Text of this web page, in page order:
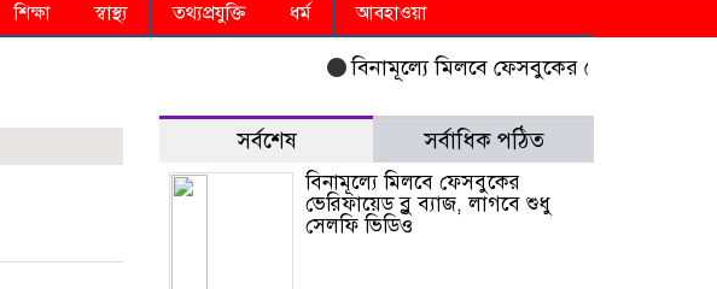
শিক্ষা স্বাস্থ্য তথ্যপ্রযুক্তি ধর্ম আবহাওয়া
বিনামূল্যে মিলবে ফেসবুকের ভেরিফায়েড ব্লু
সর্বশেষ সর্বাধিক পঠিত
বিনামূল্যে মিলবে ফেসবুকের
ভেরিফায়েড ব্লু ব্যাজ, লাগবে শুধু
সেলফি ভিডিও